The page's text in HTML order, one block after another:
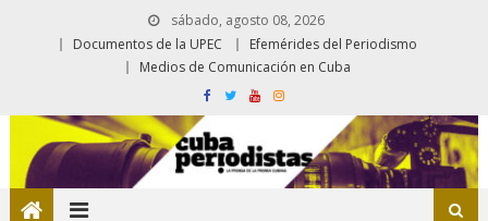
sábado, agosto 08, 2026
Documentos de la UPEC
Efemérides del Periodismo
Medios de Comunicación en Cuba